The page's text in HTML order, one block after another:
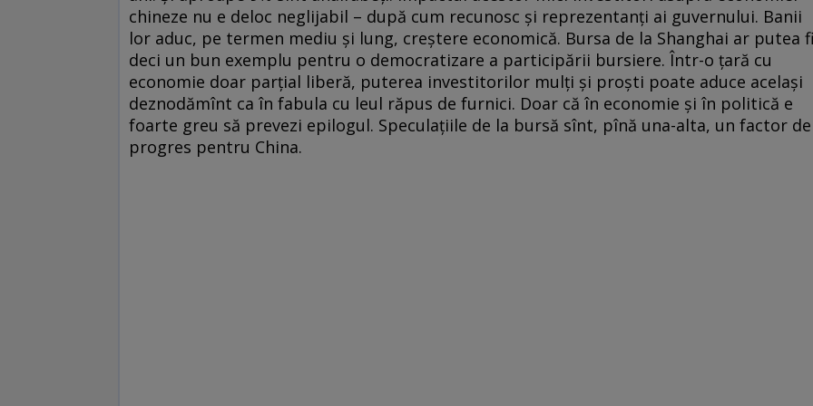
chineze nu e deloc neglijabil – după cum recunosc şi reprezentanţi ai guvernului. Banii
lor aduc, pe termen mediu şi lung, creştere economică. Bursa de la Shanghai ar putea
deci un bun exemplu pentru o democratizare a participării bursiere. Într-o ţară cu
economie doar parţial liberă, puterea investitorilor mulţi şi proşti poate aduce acelaşi
deznodămînt ca în fabula cu leul răpus de furnici. Doar că în economie şi în politică e
foarte greu să prevezi epilogul. Speculaţiile de la bursă sînt, pînă una-alta, un factor de
progres pentru China.